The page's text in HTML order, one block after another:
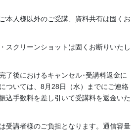
本人様以外のご受講、資料共有は固くお
スクリーンショットは固くお断りいたし
了後におけるキャンセル･受講料返金に
ついては、8月28日（水）までにご連絡
込手数料を差し引いて受講料を返金いた
受講者様のご負担となります。通信容量